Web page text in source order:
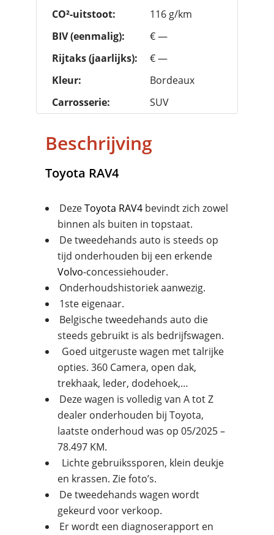
CO²-uitstoot:
116 g/km
BIV (eenmalig):
€ —
Rijtaks (jaarlijks):
€ —
Kleur:
Bordeaux
Carrosserie:
SUV
Beschrijving
Toyota RAV4
DezeToyota RAV4 bevindt zich zowel
binnen als buiten in topstaat.
De tweedehands auto is steeds op
tijd onderhouden bij een erkende
Volvo-concessiehouder.
Onderhoudshistoriek aanwezig.
1ste eigenaar.
Belgische tweedehands auto die
steeds gebruikt is als bedrijfswagen.
Goed uitgeruste wagen met talrijke
opties. 360 Camera, open dak,
trekhaak, leder, dodehoek,…
Deze wagen is volledig van A tot Z
dealer onderhouden bij Toyota,
laatste onderhoud was op 05/2025 –
78.497 KM.
Lichte gebruikssporen, klein deukje
en krassen. Zie foto’s.
De tweedehands wagen wordt
gekeurd voor verkoop.
Er wordt een diagnoserapport en